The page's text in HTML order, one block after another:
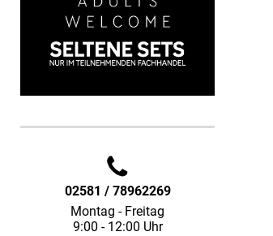
02581 / 78962269
Montag - Freitag
9:00 - 12:00 Uhr